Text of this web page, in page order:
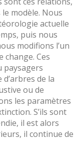
modèle. Nous
actuelle
puis nous
modifions l’un
change. Ces
paysagers
de la
ou de
les paramètres
S’ils sont
il est alors
il continue de